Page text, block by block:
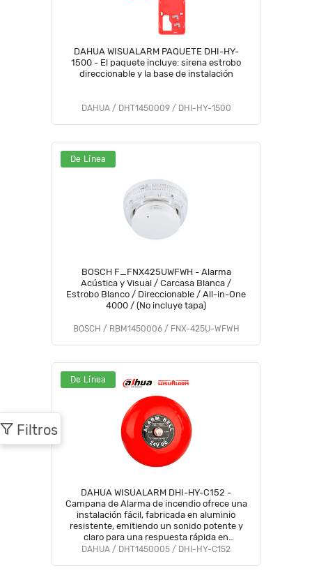
DAHUA WISUALARM PAQUETE DHI-HY-
1500 - El paquete incluye: sirena estrobo
direccionable y la base de instalación
DAHUA / DHT1450009 / DHI-HY-1500
De Línea
BOSCH F_FNX425UWFWH - Alarma
Acústica y Visual / Carcasa Blanca /
Estrobo Blanco / Direccionable / All-in-One
4000 / (No incluye tapa)
BOSCH / RBM1450006 / FNX-425U-WFWH
De Línea
DAHUA WISUALARM DHI-HY-C152 -
Campana de Alarma de incendio ofrece una
instalación fácil, fabricada en aluminio
resistente, emitiendo un sonido potente y
claro para una respuesta rápida en
situaciones de emergencia, #LoNuevo
DAHUA / DHT1450005 / DHI-HY-C152
Filtros